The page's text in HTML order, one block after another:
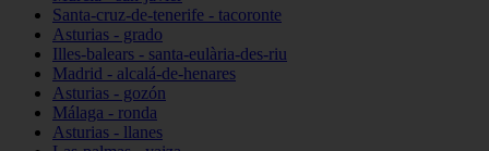
Santa-cruz-de-tenerife - tacoronte
Asturias - grado
Illes-balears - santa-eulària-des-riu
Madrid - alcalá-de-henares
Asturias - gozón
Málaga - ronda
Asturias - llanes